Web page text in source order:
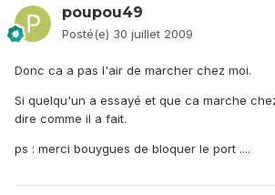
poupou49
Posté(e) 30 juillet 2009
Donc ca a pas l'air de marcher chez moi.
Si quelqu'un a essayé et que ca marche
dire comme il a fait.
ps : merci bouygues de bloquer le port ....